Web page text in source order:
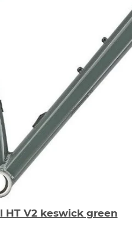
HT V2 keswick green